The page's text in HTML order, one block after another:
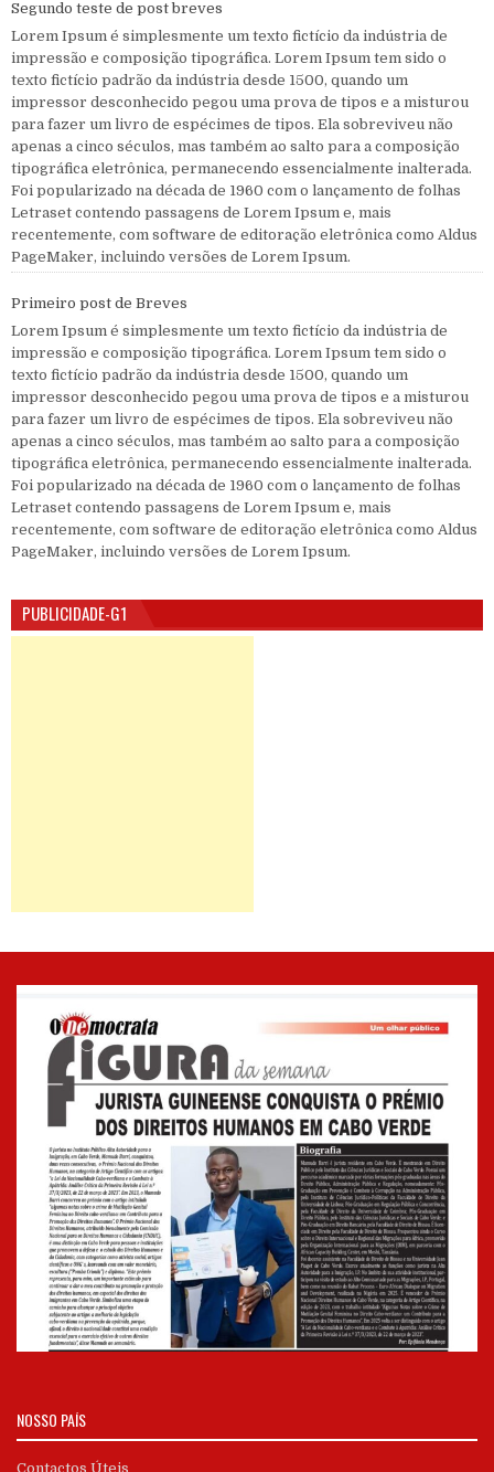
Segundo teste de post breves
Lorem Ipsum é simplesmente um texto fictício da indústria de
impressão e composição tipográfica. Lorem Ipsum tem sido o
texto fictício padrão da indústria desde 1500, quando um
impressor desconhecido pegou uma prova de tipos e a misturou
para fazer um livro de espécimes de tipos. Ela sobreviveu não
apenas a cinco séculos, mas também ao salto para a composição
tipográfica eletrônica, permanecendo essencialmente inalterada.
Foi popularizado na década de 1960 com o lançamento de folhas
Letraset contendo passagens de Lorem Ipsum e, mais
recentemente, com software de editoração eletrônica como Aldus
PageMaker, incluindo versões de Lorem Ipsum.
Primeiro post de Breves
Lorem Ipsum é simplesmente um texto fictício da indústria de
impressão e composição tipográfica. Lorem Ipsum tem sido o
texto fictício padrão da indústria desde 1500, quando um
impressor desconhecido pegou uma prova de tipos e a misturou
para fazer um livro de espécimes de tipos. Ela sobreviveu não
apenas a cinco séculos, mas também ao salto para a composição
tipográfica eletrônica, permanecendo essencialmente inalterada.
Foi popularizado na década de 1960 com o lançamento de folhas
Letraset contendo passagens de Lorem Ipsum e, mais
recentemente, com software de editoração eletrônica como Aldus
PageMaker, incluindo versões de Lorem Ipsum.
PUBLICIDADE-G1
NOSSO PAÍS
Contactos Úteis